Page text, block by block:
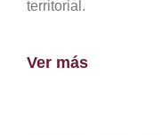
territorial.
Ver más